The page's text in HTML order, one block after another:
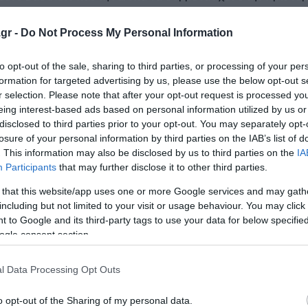
- Do Not Process My Personal Information
opt-out of the sale, sharing to third parties, or processing of your
for targeted advertising by us, please use the below opt-out
selection. Please note that after your opt-out request is processed
interest-based ads based on personal information utilized by us
to third parties prior to your opt-out. You may separately
of your personal information by third parties on the IAB’s list of
This information may also be disclosed by us to third parties on the
Participants that may further disclose it to other third parties.
that this website/app uses one or more Google services and may
but not limited to your visit or usage behaviour. You may
to Google and its third-party tags to use your data for below
consent section.
Data Processing Opt Outs
opt-out of the Sharing of my personal data.
διέλευσης μέσω των Στενών του Ορμούζ.
καθώς οι διεθνείς προσπάθειες εντείνονται για
πλωτής οδού. Το στενό είναι μία από τις
ένα σημαντικό 20% των παγκόσμιων
να βοηθήσει στο άνοιγμα του Στενού του
και λίγο πριν συναντήσει τον Εμανουέλ Μακρόν
του πολέμου στο Ιράν και να ανοίξουν ξανά τα
χωρών γύρω από την αρχή ότι η εκεχειρία πρέπει
είναι ανοιχτά», είπε στους δημοσιογράφους.
επειδή αυτό που συμβαίνει στον πόλεμο στο Ιράν